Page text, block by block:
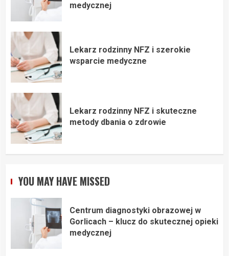
medycznej
Lekarz rodzinny NFZ i szerokie
wsparcie medyczne
Lekarz rodzinny NFZ i skuteczne
metody dbania o zdrowie
YOU MAY HAVE MISSED
Centrum diagnostyki obrazowej w
Gorlicach – klucz do skutecznej opieki
medycznej